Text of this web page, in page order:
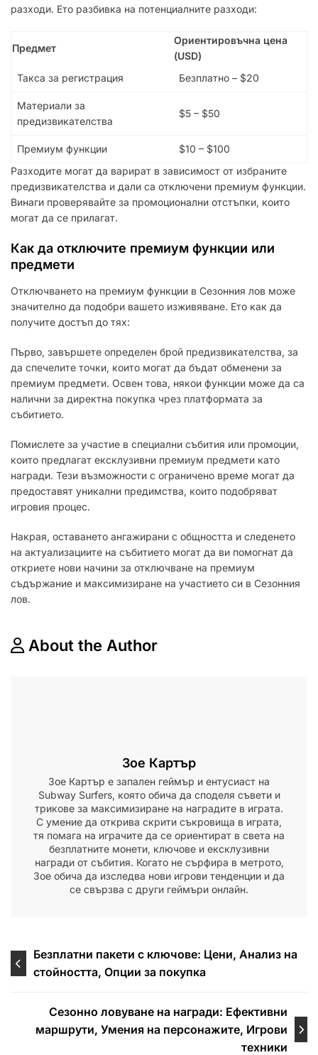
разходи. Ето разбивка на потенциалните разходи:
Предмет
Ориентировъчна цена
(USD)
Такса за регистрация
Безплатно – $20
Материали за
предизвикателства
$5 – $50
Премиум функции
$10 – $100
Разходите могат да варират в зависимост от избраните
предизвикателства и дали са отключени премиум функции.
Винаги проверявайте за промоционални отстъпки, които
могат да се прилагат.
Как да отключите премиум функции или
предмети
Отключването на премиум функции в Сезонния лов може
значително да подобри вашето изживяване. Ето как да
получите достъп до тях:
Първо, завършете определен брой предизвикателства, за
да спечелите точки, които могат да бъдат обменени за
премиум предмети. Освен това, някои функции може да са
налични за директна покупка чрез платформата за
събитието.
Помислете за участие в специални събития или промоции,
които предлагат ексклузивни премиум предмети като
награди. Тези възможности с ограничено време могат да
предоставят уникални предимства, които подобряват
игровия процес.
Накрая, оставането ангажирани с общността и следенето
на актуализациите на събитието могат да ви помогнат да
откриете нови начини за отключване на премиум
съдържание и максимизиране на участието си в Сезонния
лов.
About the Author
Зое Картър
Зое Картър е запален геймър и ентусиаст на
Subway Surfers, която обича да споделя съвети и
трикове за максимизиране на наградите в играта.
С умение да открива скрити съкровища в играта,
тя помага на играчите да се ориентират в света на
безплатните монети, ключове и ексклузивни
награди от събития. Когато не сърфира в метрото,
Зое обича да изследва нови игрови тенденции и да
се свързва с други геймъри онлайн.
Post
navigation
Безплатни пакети с ключове: Цени, Анализ на
стойността, Опции за покупка
Сезонно ловуване на награди: Ефективни
маршрути, Умения на персонажите, Игрови
техники